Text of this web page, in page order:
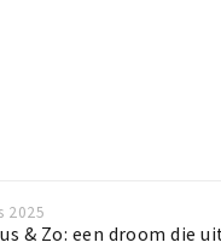
2025
& Zo: een droom die